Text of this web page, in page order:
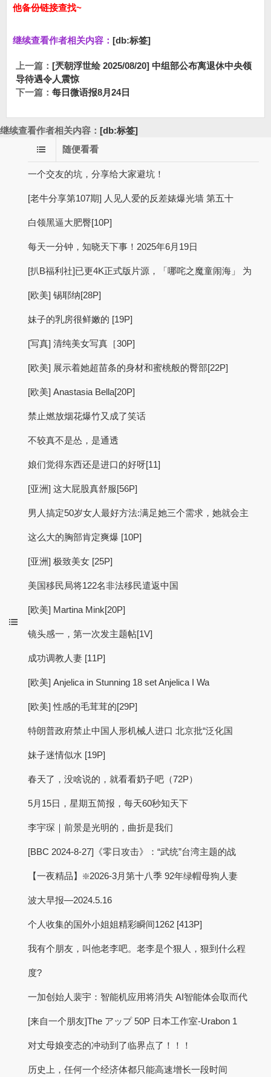
他备份链接查找~
继续查看作者相关内容： [db:标签]
上一篇： [兲朝浮世绘 2025/08/20] 中组部公布离退休中央领
导待遇令人震惊
下一篇： 每日微语报8月24日
继续查看作者相关内容： [db:标签]
随便看看
一个交友的坑，分享给大家避坑！
[老牛分享第107期] 人见人爱的反差婊爆光墙 第五十
白领黑逼大肥臀[10P]
每天一分钟，知晓天下事！2025年6月19日
[扒B福利社]已更4K正式版片源，「哪咤之魔童闹海」 为
[欧美] 锡耶纳[28P]
妹子的乳房很鲜嫩的 [19P]
[写真] 清纯美女写真［30P]
[欧美] 展示着她超苗条的身材和蜜桃般的臀部[22P]
[欧美] Anastasia Bella[20P]
禁止燃放烟花爆竹又成了笑话
不较真不是怂，是通透
娘们觉得东西还是进口的好呀[11]
[亚洲] 这大屁股真舒服[56P]
男人搞定50岁女人最好方法:满足她三个需求，她就会主
这么大的胸部肯定爽爆 [10P]
[亚洲] 极致美女 [25P]
美国移民局将122名非法移民遣返中国
[欧美] Martina Mink[20P]
镜头感一，第一次发主题帖[1V]
成功调教人妻 [11P]
[欧美] Anjelica in Stunning 18 set Anjelica I Wa
[欧美] 性感的毛茸茸的[29P]
特朗普政府禁止中国人形机械人进口 北京批“泛化国
妹子迷情似水 [19P]
春天了，没啥说的，就看看奶子吧（72P）
5月15日，星期五简报，每天60秒知天下
李宇琛｜前景是光明的，曲折是我们
[BBC 2024-8-27]《零日攻击》：“武统”台湾主题的战
【一夜精品】❇️2026-3月第十八季 92年绿帽母狗人妻
波大早报—2024.5.16
个人收集的国外小姐姐精彩瞬间1262 [413P]
我有个朋友，叫他老李吧。老李是个狠人，狠到什么程
度?
一加创始人裴宇：智能机应用将消失 AI智能体会取而代
[来自一个朋友]The アップ 50P 日本工作室-Urabon 1
对丈母娘变态的冲动到了临界点了！！！
历史上，任何一个经济体都只能高速增长一段时间